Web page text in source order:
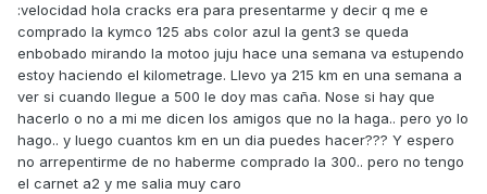
:velocidad hola cracks era para presentarme y decir q me e
comprado la kymco 125 abs color azul la gent3 se queda
enbobado mirando la motoo juju hace una semana va estupendo
estoy haciendo el kilometrage. Llevo ya 215 km en una semana a
ver si cuando llegue a 500 le doy mas caña. Nose si hay que
hacerlo o no a mi me dicen los amigos que no la haga.. pero yo lo
hago.. y luego cuantos km en un dia puedes hacer??? Y espero
no arrepentirme de no haberme comprado la 300.. pero no tengo
el carnet a2 y me salia muy caro